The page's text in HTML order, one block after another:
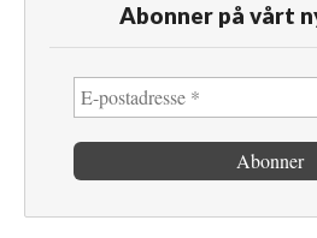
Abonner på vårt